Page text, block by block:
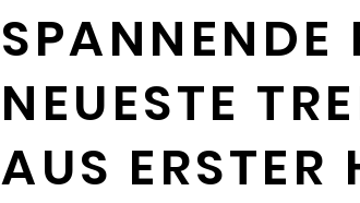
SPANNENDE
NEUESTE
AUS ERSTER